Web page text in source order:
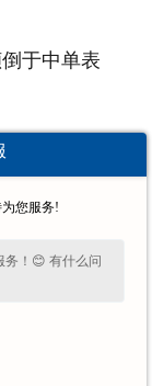
于中单表
期、灭菌方
每批次产品
产品进行抽
您服务!
务！😊 有什么问